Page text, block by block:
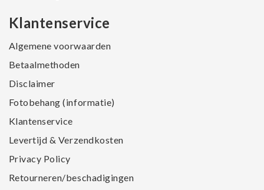
Klantenservice
Algemene voorwaarden
Betaalmethoden
Disclaimer
Fotobehang (informatie)
Klantenservice
Levertijd & Verzendkosten
Privacy Policy
Retourneren/beschadigingen